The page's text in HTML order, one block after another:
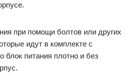
при помощи болтов или других
идут в комплекте с
блок питания плотно и без